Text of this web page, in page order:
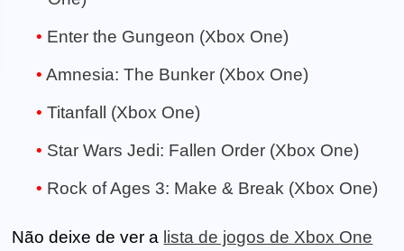
Enter the Gungeon (Xbox One)
Amnesia: The Bunker (Xbox One)
Titanfall (Xbox One)
Star Wars Jedi: Fallen Order (Xbox One)
Rock of Ages 3: Make & Break (Xbox One)
Não deixe de ver a lista de jogos de Xbox One